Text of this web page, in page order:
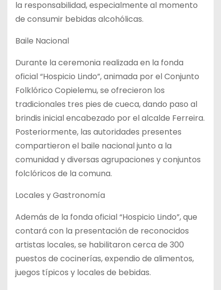
la responsabilidad, especialmente al momento
de consumir bebidas alcohólicas.
Baile Nacional
Durante la ceremonia realizada en la fonda
oficial “Hospicio Lindo”, animada por el Conjunto
Folklórico Copielemu, se ofrecieron los
tradicionales tres pies de cueca, dando paso al
brindis inicial encabezado por el alcalde Ferreira.
Posteriormente, las autoridades presentes
compartieron el baile nacional junto a la
comunidad y diversas agrupaciones y conjuntos
folclóricos de la comuna.
Locales y Gastronomía
Además de la fonda oficial “Hospicio Lindo”, que
contará con la presentación de reconocidos
artistas locales, se habilitaron cerca de 300
puestos de cocinerías, expendio de alimentos,
juegos típicos y locales de bebidas.